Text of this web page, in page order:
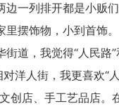
边一列排开都是小贩
里摆饰物，小到首饰
道，我觉得“人民路”
洋人街，我更喜欢“
创店、手工艺品店。